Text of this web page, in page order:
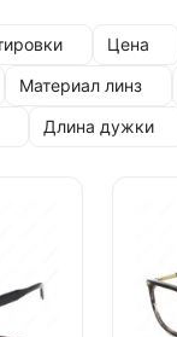
Цена
Материал линз
Длина дужки